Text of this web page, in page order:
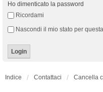
Ho dimenticato la password
Ricordami
Nascondi il mio stato per
Indice Contattaci Cancella